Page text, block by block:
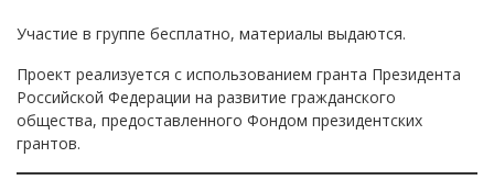
Участие в группе бесплатно, материалы выдаются.
Проект реализуется с использованием гранта Президента
Российской Федерации на развитие гражданского
общества, предоставленного Фондом президентских
грантов.